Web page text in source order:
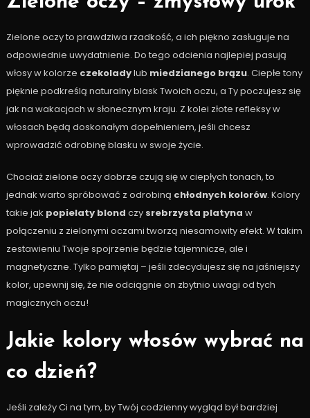
Zielone oczy to prawdziwa rzadkość, a ich piękno zasługuje na
odpowiednie uwydatnienie. Do tego odcienia najlepiej pasują
włosy w kolorze czekoladylub miedzianego brązu. Ciepłe tony
pięknie podkreślą naturalny blask Twoich oczu, a Ty poczujesz się
jak na wakacjach w słonecznym kraju. Z kolei złote refleksy w
włosach będą doskonałym dopełnieniem, jeśli chcesz
wprowadzić odrobinę blasku w swoje życie.
Chociaż zielone oczy dobrze czują się w ciepłych tonach, to
jednak warto spróbować z odrobiną chłodnych kolorów. Kolory
takie jak popielaty blond czy srebrzysta platyna w
połączeniu z zielonymi oczami tworzą niesamowity efekt. W takim
zestawieniu Twoje spojrzenie będzie tajemnicze, ale i
magnetyczne. Tylko pamiętaj – jeśli zdecydujesz się na jaśniejszy
kolor, upewnij się, że nie odciągnie on zbytnio uwagi od tych
magicznych oczu!
Jakie kolory włosów wybrać na
co dzień?
Jeśli zależy Ci na tym, by Twój codzienny wygląd był bardziej